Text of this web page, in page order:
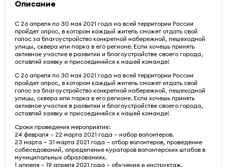
Описание
С 26 апреля по 30 мая 2021 года на всей территории России
пройдет опрос, в котором каждый житель сможет отдать свой
голос за благоустройство конкретной набережной, пешеходной
улицы, сквера или парка в его регионе. Если хочешь принять
активное участие в развитии и благоустройстве своего города,
оставляй заявку и присоединяйся к нашей команде!
С 26 апреля по 30 мая 2021 года на всей территории России
пройдет опрос, в котором каждый житель сможет отдать свой
голос за благоустройство конкретной набережной, пешеходной
улицы, сквера или парка в его регионе. Если хочешь принять
активное участие в развитии и благоустройстве своего города,
оставляй заявку и присоединяйся к нашей команде!
Сроки проведения мероприятия:
24 февраля – 22 марта 2021 года – набор волонтеров.
23 марта – 31 марта 2021 года – отбор волонтеров, проведение
собеседований, определение кураторов волонтерских штабов в
муниципальных образованиях.
1 апреля – 19 апреля 2021 года – обучение и инструктаж,